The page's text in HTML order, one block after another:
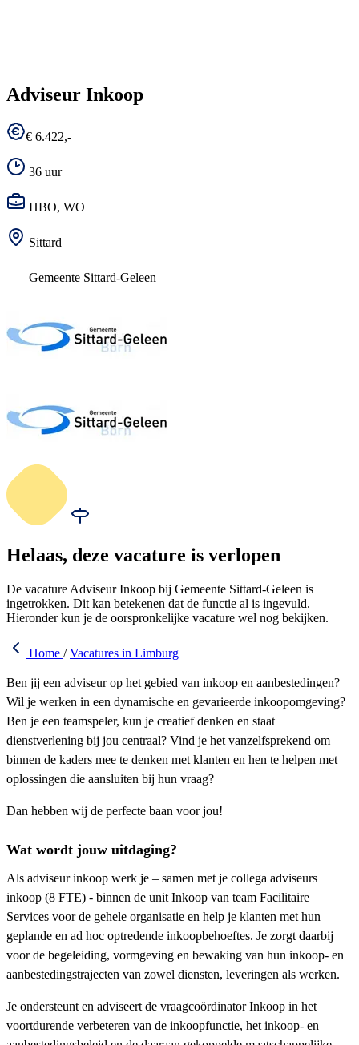
Adviseur Inkoop
€ 6.422,-
36 uur
HBO, WO
Sittard
Gemeente Sittard-Geleen
Helaas, deze vacature is verlopen
De vacature Adviseur Inkoop bij Gemeente Sittard-Geleen is
ingetrokken. Dit kan betekenen dat de functie al is ingevuld.
Hieronder kun je de oorspronkelijke vacature wel nog bekijken.
Home / Vacatures in Limburg
Ben jij een adviseur op het gebied van inkoop en aanbestedingen?
Wil je werken in een dynamische en gevarieerde inkoopomgeving?
Ben je een teamspeler, kun je creatief denken en staat
dienstverlening bij jou centraal? Vind je het vanzelfsprekend om
binnen de kaders mee te denken met klanten en hen te helpen met
oplossingen die aansluiten bij hun vraag?
Dan hebben wij de perfecte baan voor jou!
Wat wordt jouw uitdaging?
Als adviseur inkoop werk je – samen met je collega adviseurs
inkoop (8 FTE) - binnen de unit Inkoop van team Facilitaire
Services voor de gehele organisatie en help je klanten met hun
geplande en ad hoc optredende inkoopbehoeftes. Je zorgt daarbij
voor de begeleiding, vormgeving en bewaking van hun inkoop- en
aanbestedingstrajecten van zowel diensten, leveringen als werken.
Je ondersteunt en adviseert de vraagcoördinator Inkoop in het
voortdurende verbeteren van de inkoopfunctie, het inkoop- en